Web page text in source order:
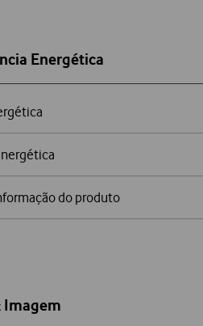
Energética
do produto
Imagem